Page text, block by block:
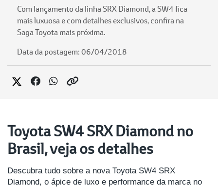
Com lançamento da linha SRX Diamond, a SW4 fica
mais luxuosa e com detalhes exclusivos, confira na
Saga Toyota mais próxima.
Data da postagem: 06/04/2018
Toyota SW4 SRX Diamond no
Brasil, veja os detalhes
Descubra tudo sobre a nova Toyota SW4 SRX
Diamond, o ápice de luxo e performance da marca no